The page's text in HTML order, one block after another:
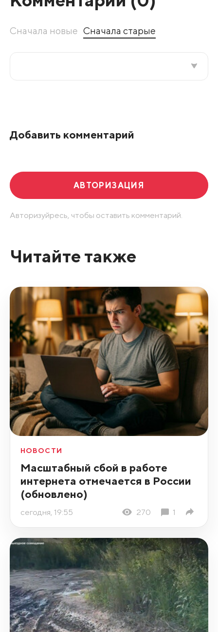
Сначала новые Сначала старые
Добавить комментарий
АВТОРИЗАЦИЯ
Авторизуйресь, чтобы оставить комментарий.
Читайте также
НОВОСТИ
Масштабный сбой в работе
интернета отмечается в России
(обновлено)
сегодня, 19:55 270 1